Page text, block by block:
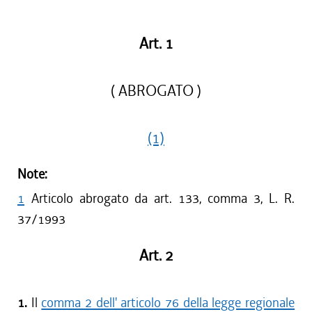
Art. 1
( ABROGATO )
(1)
Note:
1 Articolo abrogato da art. 133, comma 3, L. R.
37/1993
Art. 2
1. Il comma 2 dell' articolo 76 della legge regionale